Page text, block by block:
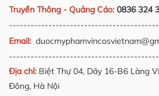
Truyền Thông - Quảng Cáo: 0836 324
Email:
Địa chỉ: Biệt Thự 04, Dãy 16-B6 Làng
Đông, Hà Nội